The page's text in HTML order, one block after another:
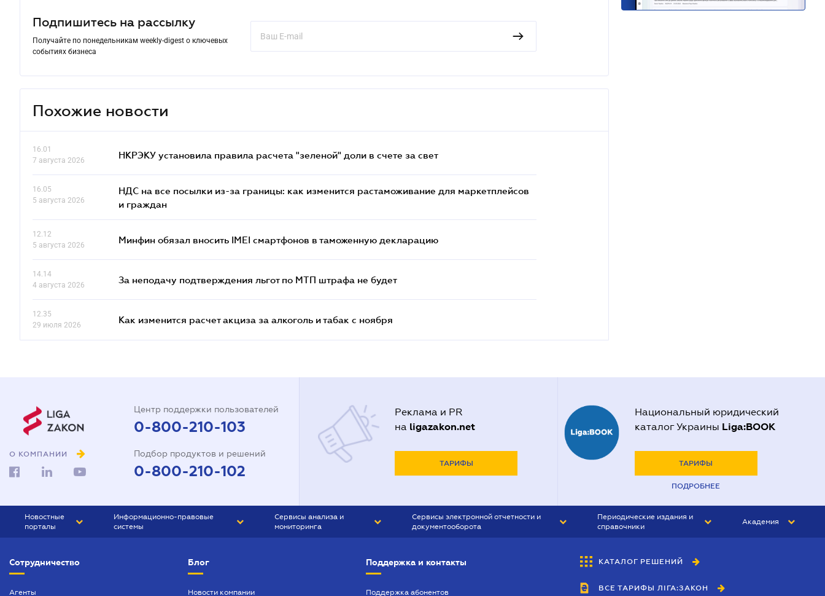
Подпишитесь на рассылку
Получайте по понедельникам weekly-digest о ключевых
событиях бизнеса
Похожие новости
16.01
7 августа 2026
НКРЭКУ установила правила расчета "зеленой" доли в счете за свет
16.05
5 августа 2026
НДС на все посылки из-за границы: как изменится растаможивание для маркетплейсов
и граждан
12.12
5 августа 2026
Минфин обязал вносить IMEI смартфонов в таможенную декларацию
14.14
4 августа 2026
За неподачу подтверждения льгот по МТП штрафа не будет
12.35
29 июля 2026
Как изменится расчет акциза за алкоголь и табак с ноября
О КОМПАНИИ
Центр поддержки пользователей
0-800-210-103
Подбор продуктов и решений
0-800-210-102
Реклама и PR
на ligazakon.net
ТАРИФЫ
Национальный юридический
каталог Украины Liga:BOOK
ТАРИФЫ
ПОДРОБНЕЕ
Новостные
порталы
БИЗНЕС
Информационно-правовые
системы
Сервисы анализа и
мониторинга
Сервисы электронной отчетности и
документооборота
Периодические издания и
справочники
БУХГАЛТЕР&ЗАКОН
ВЕСТНИК МСФО
Академия
Сотрудничество
Агенты
Блог
Новости компании
Поддержка и контакты
Поддержка абонентов
КАТАЛОГ РЕШЕНИЙ
ВСЕ ТАРИФЫ ЛІГА:ЗАКОН